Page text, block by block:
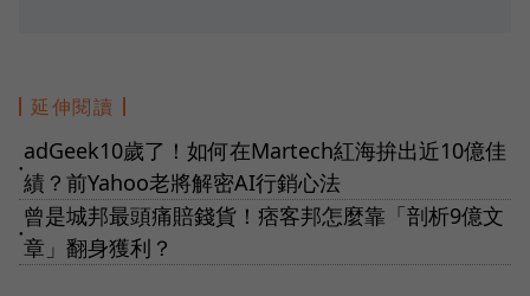
延伸閱讀
●
adGeek10歲了！如何在Martech紅海拚出近10億佳
績？前Yahoo老將解密AI行銷心法
●
曾是城邦最頭痛賠錢貨！痞客邦怎麼靠「剖析9億文
章」翻身獲利？